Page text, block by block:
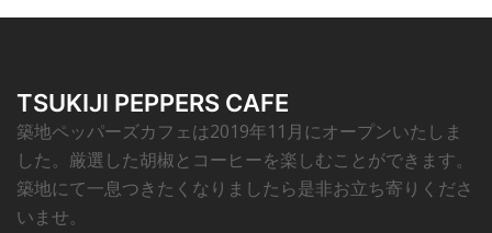
TSUKIJI PEPPERS CAFE
築地ペッパーズカフェは2019年11月にオープンいたしま
した。厳選した胡椒とコーヒーを楽しむことができます。
築地にて一息つきたくなりましたら是非お立ち寄りくださ
いませ。